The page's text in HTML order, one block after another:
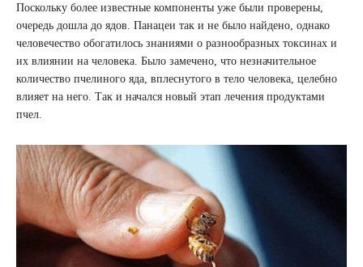
Поскольку более известные компоненты уже были проверены,
очередь дошла до ядов. Панацеи так и не было найдено, однако
человечество обогатилось знаниями о разнообразных токсинах и
их влиянии на человека. Было замечено, что незначительное
количество пчелиного яда, вплеснутого в тело человека, целебно
влияет на него. Так и начался новый этап лечения продуктами
пчел.